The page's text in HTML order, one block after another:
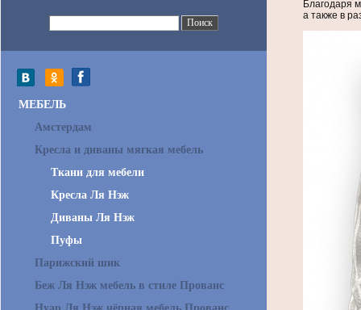
МЕБЕЛЬ
Амстердам
Кресла и диваны мягкая мебель
Ткани для мебели
Кресла Ля Нэж
Диваны Ля Нэж
Пуфы
Парижский шик
Беж Ля Нэж мебель в стиле Прованс
Благодаря
а также в